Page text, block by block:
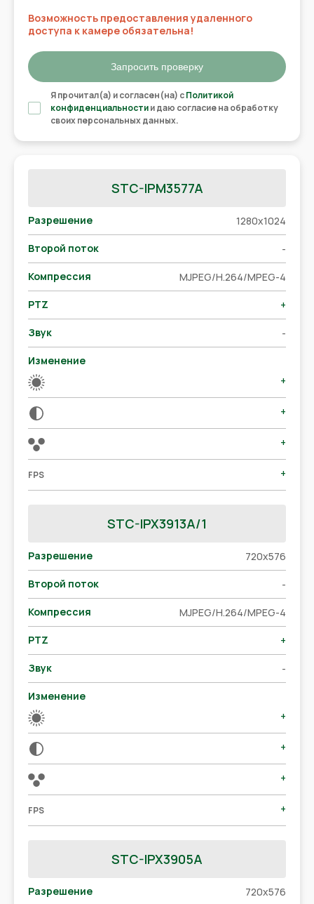
Возможность предоставления удаленного
доступа к камере обязательна!
Запросить проверку
Я прочитал(а) и согласен(на) сПолитикой
конфиденциальностии даю согласие на обработку
своих персональных данных.
STC-IPM3577A
Разрешение 1280x1024
Второй поток -
Компрессия MJPEG/H.264/MPEG-4
PTZ +
Звук -
Изменение
+
+
+
FPS +
STC-IPX3913A/1
Разрешение 720x576
Второй поток -
Компрессия MJPEG/H.264/MPEG-4
PTZ +
Звук -
Изменение
+
+
+
FPS +
STC-IPX3905A
Разрешение 720x576